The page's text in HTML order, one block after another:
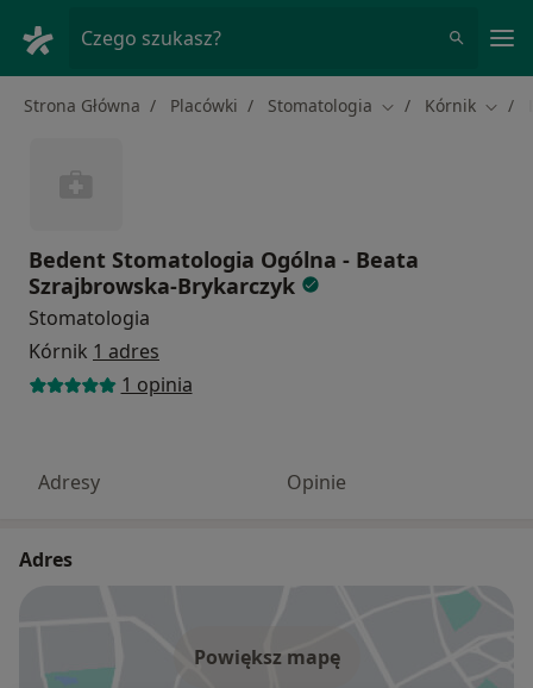
Czego szukasz?
Strona Główna Placówki Stomatologia Zmień miasto
Kórnik
Bedent Stomatologia Ogólna - Beata
Szrajbrowska-Brykarczyk
Stomatologia
Kórnik 1 adres
1 opinia
Adresy Opinie
Adres
Powiększ mapę